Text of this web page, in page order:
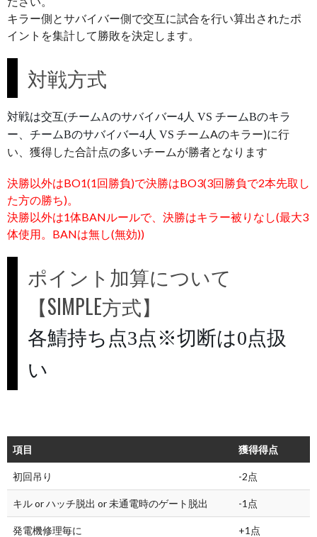
キラー側とサバイバー側で交互に試合を行い算出されたポ
イントを集計して勝敗を決定します。
対戦方式
対戦は交互(チームAのサバイバー4人 VS チームBのキラ
ー、チームBのサバイバー4人 VS チームAのキラー)に行
い、獲得した合計点の多いチームが勝者となります
決勝以外はBO1(1回勝負)で決勝はBO3(3回勝負で2本先取し
た方の勝ち)。
決勝以外は1体BANルールで、決勝はキラー被りなし(最大3
体使用。BANは無し(無効))
ポイント加算について
【SIMPLE方式】
各鯖持ち点3点※切断は0点扱
い
項目 獲得得点
初回吊り -2点
キル or ハッチ脱出 or 未通電時のゲート脱出 -1点
発電機修理毎に +1点